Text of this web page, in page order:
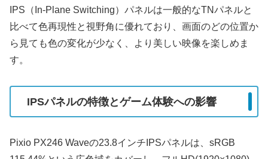
IPS（In-Plane Switching）パネルは一般的なTNパネルと
比べて色再現性と視野角に優れており、画面のどの位置か
ら見ても色の変化が少なく、より美しい映像を楽しめま
す。
IPSパネルの特徴とゲーム体験への影響
Pixio PX246 Waveの23.8インチIPSパネルは、sRGB